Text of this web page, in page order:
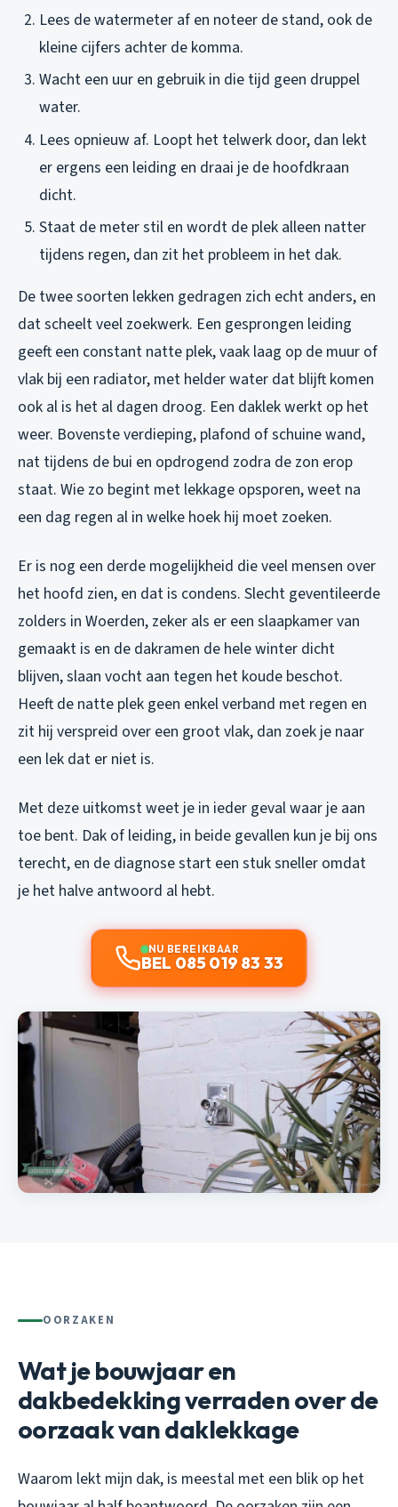
Lees de watermeter af en noteer de stand, ook de
kleine cijfers achter de komma.
Wacht een uur en gebruik in die tijd geen druppel
water.
Lees opnieuw af. Loopt het telwerk door, dan lekt
er ergens een leiding en draai je de hoofdkraan
dicht.
Staat de meter stil en wordt de plek alleen natter
tijdens regen, dan zit het probleem in het dak.
De twee soorten lekken gedragen zich echt anders, en
dat scheelt veel zoekwerk. Een gesprongen leiding
geeft een constant natte plek, vaak laag op de muur of
vlak bij een radiator, met helder water dat blijft komen
ook al is het al dagen droog. Een daklek werkt op het
weer. Bovenste verdieping, plafond of schuine wand,
nat tijdens de bui en opdrogend zodra de zon erop
staat. Wie zo begint met lekkage opsporen, weet na
een dag regen al in welke hoek hij moet zoeken.
Er is nog een derde mogelijkheid die veel mensen over
het hoofd zien, en dat is condens. Slecht geventileerde
zolders in Woerden, zeker als er een slaapkamer van
gemaakt is en de dakramen de hele winter dicht
blijven, slaan vocht aan tegen het koude beschot.
Heeft de natte plek geen enkel verband met regen en
zit hij verspreid over een groot vlak, dan zoek je naar
een lek dat er niet is.
Met deze uitkomst weet je in ieder geval waar je aan
toe bent. Dak of leiding, in beide gevallen kun je bij ons
terecht, en de diagnose start een stuk sneller omdat
je het halve antwoord al hebt.
NU BEREIKBAAR
BEL 085 019 83 33
OORZAKEN
Wat je bouwjaar en
dakbedekking verraden over de
oorzaak van daklekkage
Waarom lekt mijn dak, is meestal met een blik op het